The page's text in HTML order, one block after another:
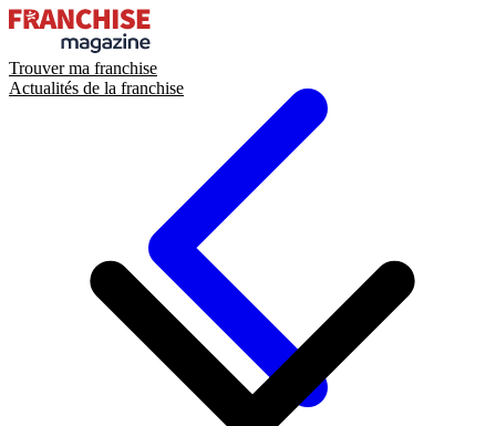
Trouver ma franchise
Actualités de la franchise